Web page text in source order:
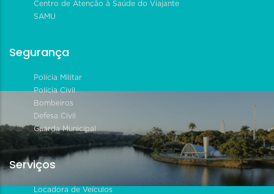
Centro de Atenção à Saúde do Viajante
SAMU
Segurança
Polícia Militar
Polícia Civil
Bombeiros
Defesa Civil
Guarda Municipal
Serviços
Locadora de Veículos